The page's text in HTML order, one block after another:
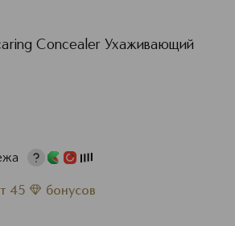
Concealer Ухаживающий
45 бонусов